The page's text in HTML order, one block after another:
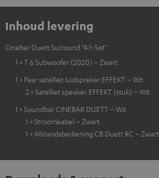
Inhoud levering
Cinebar Duett Surround "4.1-Set"
1 × T 6 Subwoofer (2020) – Zwart
1 × Paar satelliet luidspreker EFFEKT – Wit
2 × Satelliet speaker EFFEKT (stuk) – Wit
1 × Soundbar CINEBAR DUETT – Wit
1 × Stroomkabel – Zwart
1 × Afstandsbediening CB Duett RC – Zwart